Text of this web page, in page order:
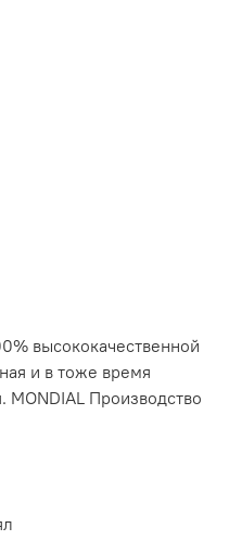
высококачественной
и в тоже время
MONDIAL Производство